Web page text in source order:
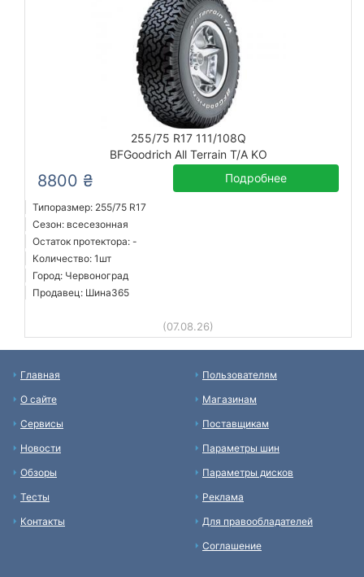
255/75 R17 111/108Q
BFGoodrich All Terrain T/A KO
8800 ₴ Подробнее
Типоразмер: 255/75 R17
Сезон: всесезонная
Остаток протектора: -
Количество: 1шт
Город: Червоноград
Продавец: Шина365
(07.08.26)
Главная
О сайте
Сервисы
Новости
Обзоры
Тесты
Контакты
Пользователям
Магазинам
Поставщикам
Параметры шин
Параметры дисков
Реклама
Для правообладателей
Соглашение